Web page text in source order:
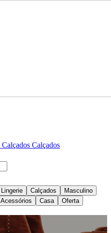
Calçados Calçados
Lingerie Calçados
Masculino
Acessórios Casa Oferta